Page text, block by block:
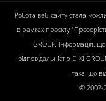
Робота веб-сайту стала
в рамках проєкту
GROUP. Інформація,
відповідальністю DIXI
така, що
© 2007-